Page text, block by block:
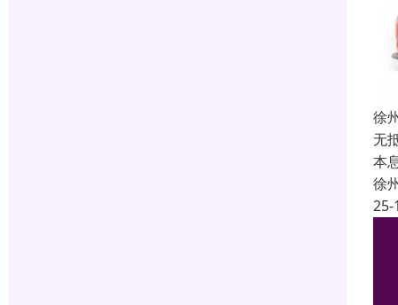
徐
无
本
徐
25-